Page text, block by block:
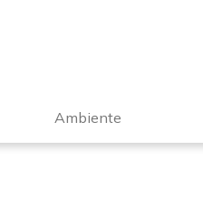
Ambiente